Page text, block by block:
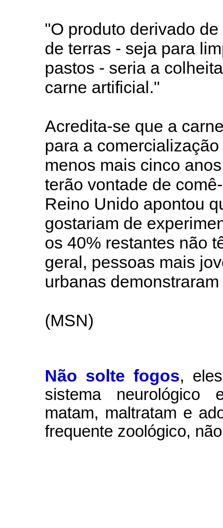
"O produto derivado
de terras - seja para
pastos - seria a
carne artificial."
Acredita-se que a
para a
menos mais cinco
terão vontade de
Reino Unido apontou
gostariam de
os 40% restantes não
geral, pessoas mais
urbanas
(MSN)
Não solte fogos,
sistema neurológico
matam, maltratam e
frequente zoológico,